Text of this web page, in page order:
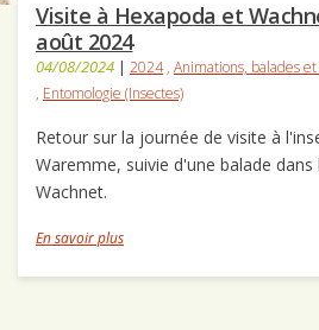
Visite à Hexapoda et
août 2024
04/08/2024 | 2024, Animations, balades
, Entomologie (Insectes)
Retour sur la journée de visite à
Waremme, suivie d'une balade
Wachnet.
En savoir plus